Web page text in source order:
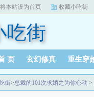
将本站设为首页 收藏小吃街
吃街
页 玄幻修真 重生穿
街>总裁的101次求婚之为你心动 >